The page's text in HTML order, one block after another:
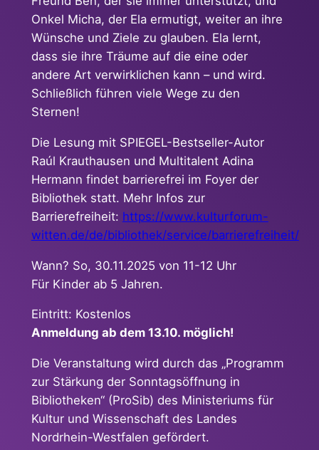
Onkel Micha, der Ela ermutigt, weiter an ihre
Wünsche und Ziele zu glauben. Ela lernt,
dass sie ihre Träume auf die eine oder
andere Art verwirklichen kann – und wird.
Schließlich führen viele Wege zu den
Sternen!
Die Lesung mit SPIEGEL-Bestseller-Autor
Raúl Krauthausen und Multitalent Adina
Hermann findet barrierefrei im Foyer der
Bibliothek statt. Mehr Infos zur
Barrierefreiheit: https://www.kulturforum-
witten.de/de/bibliothek/service/barrierefreiheit/
Wann? So, 30.11.2025 von 11-12 Uhr
Für Kinder ab 5 Jahren.
Eintritt: Kostenlos
Anmeldung ab dem 13.10. möglich!
Die Veranstaltung wird durch das „Programm
zur Stärkung der Sonntagsöffnung in
Bibliotheken“ (ProSib) des Ministeriums für
Kultur und Wissenschaft des Landes
Nordrhein-Westfalen gefördert.